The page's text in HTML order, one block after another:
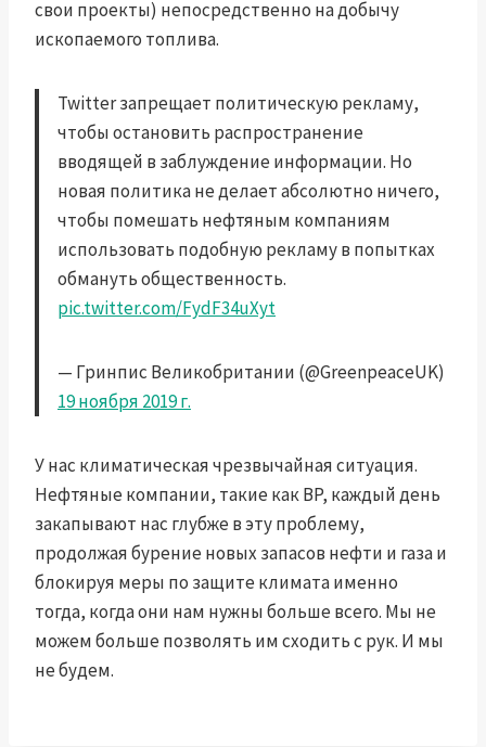
свои проекты) непосредственно на добычу
ископаемого топлива.
Twitter запрещает политическую рекламу,
чтобы остановить распространение
вводящей в заблуждение информации. Но
новая политика не делает абсолютно ничего,
чтобы помешать нефтяным компаниям
использовать подобную рекламу в попытках
обмануть общественность.
pic.twitter.com/FydF34uXyt
— Гринпис Великобритании (@GreenpeaceUK)
19 ноября 2019 г.
У нас климатическая чрезвычайная ситуация.
Нефтяные компании, такие как BP, каждый день
закапывают нас глубже в эту проблему,
продолжая бурение новых запасов нефти и газа и
блокируя меры по защите климата именно
тогда, когда они нам нужны больше всего. Мы не
можем больше позволять им сходить с рук. И мы
не будем.